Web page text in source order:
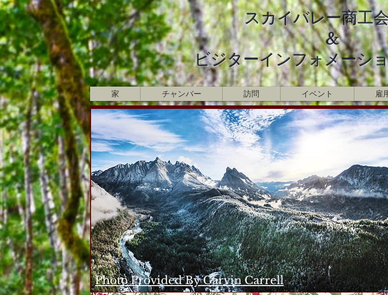
スカイバレー商工
&
ビジターインフォメーシ
家 チャンバー 訪問 イベント 雇
Photo Provided By Garvin Carrell